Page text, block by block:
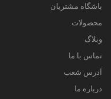
باشگاه مشتریان
محصولات
وبلاگ
تماس با ما
آدرس شعب
درباره ما